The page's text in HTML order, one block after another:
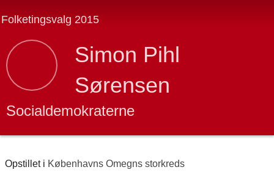
Folketingsvalg 2015
Simon Pihl
Sørensen
Socialdemokraterne
Opstillet i Københavns Omegns storkreds